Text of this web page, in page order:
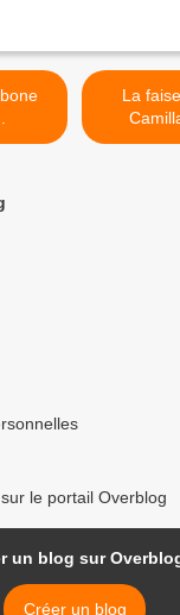
La
le portail Overblog
un blog sur
Créer un blog